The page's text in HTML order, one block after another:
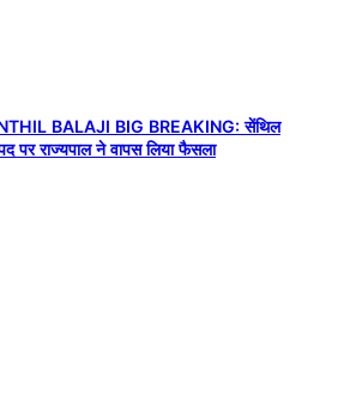
BALAJI BIG BREAKING: सेंथिल
पर राज्यपाल ने वापस लिया फैसला